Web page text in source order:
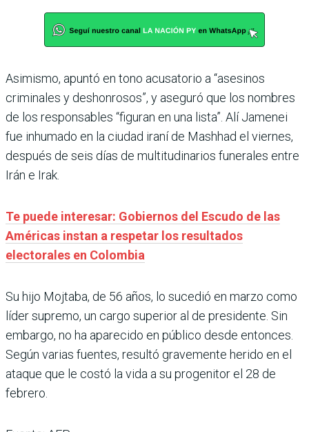
Asimismo, apuntó en tono acusatorio a “asesinos
criminales y deshonrosos”, y aseguró que los nombres
de los responsables “figuran en una lista”. Alí Jamenei
fue inhumado en la ciudad iraní de Mashhad el viernes,
después de seis días de multitudinarios funerales entre
Irán e Irak.
Te puede interesar: Gobiernos del Escudo de las
Américas instan a respetar los resultados
electorales en Colombia
Su hijo Mojtaba, de 56 años, lo sucedió en marzo como
líder supremo, un cargo superior al de presidente. Sin
embargo, no ha aparecido en público desde entonces.
Según varias fuentes, resultó gravemente herido en el
ataque que le costó la vida a su progenitor el 28 de
febrero.